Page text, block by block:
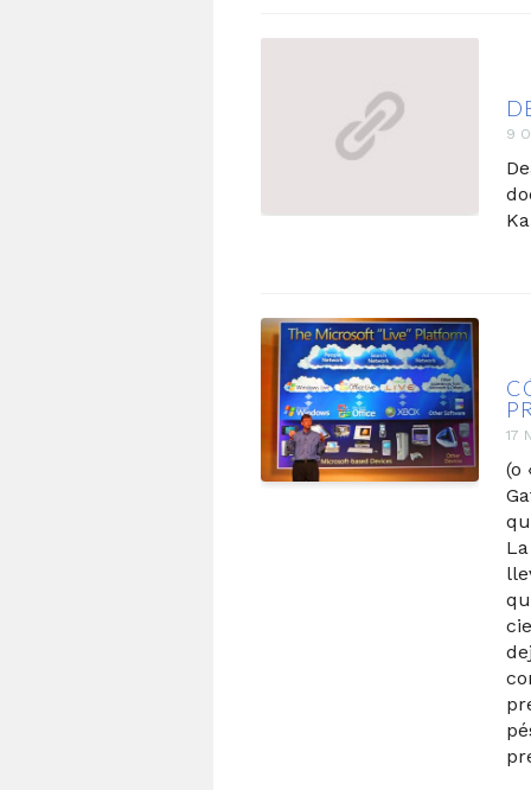
9
17
(o